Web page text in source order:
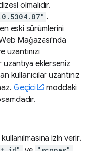
olmalıdır.
.
eski sürümlerini
Mağazası'nda
uzantınızı
eklerseniz
kullanıcılar uzantınız
Geçici
moddaki
izin verir.